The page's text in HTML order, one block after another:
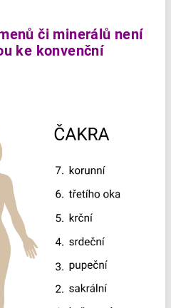
či minerálů není
ke konvenční